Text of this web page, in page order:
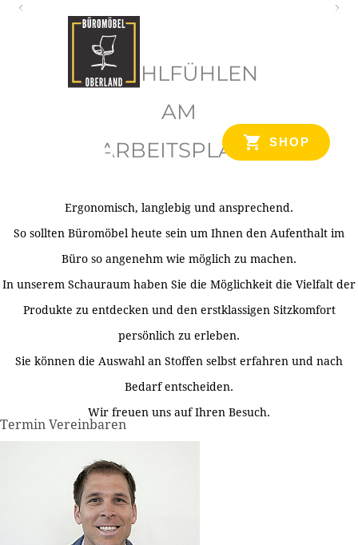
SHOP
WOHLFÜHLEN
AM
ARBEITSPLATZ
Ergonomisch, langlebig und ansprechend.
So sollten Büromöbel heute sein um Ihnen den Aufenthalt im
Büro so angenehm wie möglich zu machen.
In unserem Schauraum haben Sie die Möglichkeit die Vielfalt der
Produkte zu entdecken und den erstklassigen Sitzkomfort
persönlich zu erleben.
Sie können die Auswahl an Stoffen selbst erfahren und nach
Bedarf entscheiden.
Wir freuen uns auf Ihren Besuch.
Termin Vereinbaren